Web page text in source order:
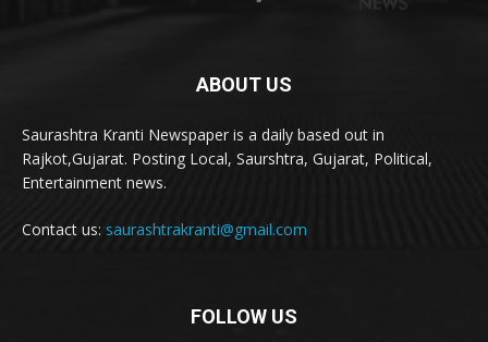
ABOUT US
Saurashtra Kranti Newspaper is a daily based out in
Rajkot,Gujarat. Posting Local, Saurshtra, Gujarat, Political,
Entertainment news.
Contact us: saurashtrakranti@gmail.com
FOLLOW US